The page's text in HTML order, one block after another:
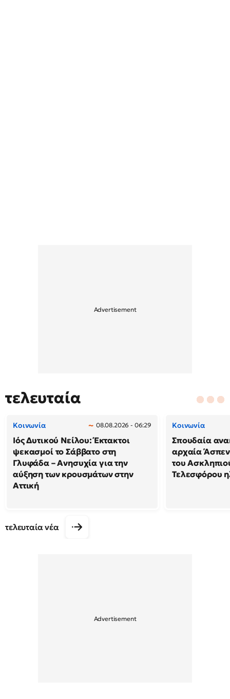
τελευταία
Κοινωνία 08.08.2026 - 06:29
Ιός Δυτικού Νείλου: Έκτακτοι
ψεκασμοί το Σάββατο στη
Γλυφάδα – Ανησυχία για την
αύξηση των κρουσμάτων στην
Αττική
Κοινωνία
Σπουδαία
αρχαία
του
Τελεσφόρου
τελευταία νέα